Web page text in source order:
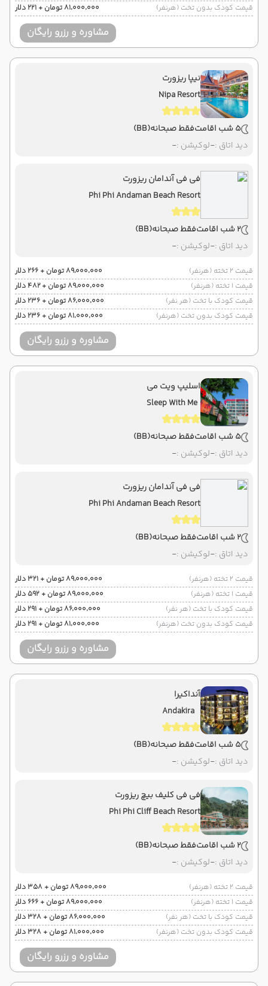
قیمت کودک بدون تخت (هرنفر)
۸۱٬۰۰۰٬۰۰۰ تومان + ۲۲۱ دلار
مشاوره و رزرو رایگان
نیپا ریزورت
Nipa Resort
5 شب اقامت فقط صبحانه(BB)
دید اتاق :-لوکیشن :-
فی فی آندامان ریزورت
Phi Phi Andaman Beach Resort
2 شب اقامت فقط صبحانه(BB)
دید اتاق :-لوکیشن :-
قیمت 2 تخته (هرنفر)
۸۹٬۰۰۰٬۰۰۰ تومان + ۲۶۶ دلار
قیمت 1 تخته (هرنفر)
۸۹٬۰۰۰٬۰۰۰ تومان + ۴۸۲ دلار
قیمت کودک با تخت (هر نفر)
۸۶٬۰۰۰٬۰۰۰ تومان + ۲۳۶ دلار
قیمت کودک بدون تخت (هرنفر)
۸۱٬۰۰۰٬۰۰۰ تومان + ۲۳۶ دلار
مشاوره و رزرو رایگان
اسلیپ ویت می
Sleep With Me
5 شب اقامت فقط صبحانه(BB)
دید اتاق :-لوکیشن :-
فی فی آندامان ریزورت
Phi Phi Andaman Beach Resort
2 شب اقامت فقط صبحانه(BB)
دید اتاق :-لوکیشن :-
قیمت 2 تخته (هرنفر)
۸۹٬۰۰۰٬۰۰۰ تومان + ۳۲۱ دلار
قیمت 1 تخته (هرنفر)
۸۹٬۰۰۰٬۰۰۰ تومان + ۵۹۲ دلار
قیمت کودک با تخت (هر نفر)
۸۶٬۰۰۰٬۰۰۰ تومان + ۲۹۱ دلار
قیمت کودک بدون تخت (هرنفر)
۸۱٬۰۰۰٬۰۰۰ تومان + ۲۹۱ دلار
مشاوره و رزرو رایگان
آنداکیرا
Andakira
5 شب اقامت فقط صبحانه(BB)
دید اتاق :-لوکیشن :-
فی فی کلیف بیچ ریزورت
Phi Phi Cliff Beach Resort
2 شب اقامت فقط صبحانه(BB)
دید اتاق :-لوکیشن :-
قیمت 2 تخته (هرنفر)
۸۹٬۰۰۰٬۰۰۰ تومان + ۳۵۸ دلار
قیمت 1 تخته (هرنفر)
۸۹٬۰۰۰٬۰۰۰ تومان + ۶۶۶ دلار
قیمت کودک با تخت (هر نفر)
۸۶٬۰۰۰٬۰۰۰ تومان + ۳۲۸ دلار
قیمت کودک بدون تخت (هرنفر)
۸۱٬۰۰۰٬۰۰۰ تومان + ۳۲۸ دلار
مشاوره و رزرو رایگان